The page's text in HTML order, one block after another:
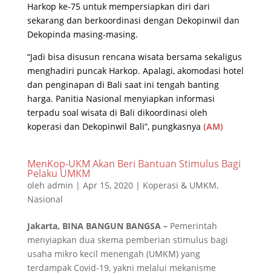
Harkop ke-75 untuk mempersiapkan diri dari
sekarang dan berkoordinasi dengan Dekopinwil dan
Dekopinda masing-masing.
“Jadi bisa disusun rencana wisata bersama sekaligus
menghadiri puncak Harkop. Apalagi, akomodasi hotel
dan penginapan di Bali saat ini tengah banting
harga. Panitia Nasional menyiapkan informasi
terpadu soal wisata di Bali dikoordinasi oleh
koperasi dan Dekopinwil Bali”, pungkasnya (AM)
MenKop-UKM Akan Beri Bantuan Stimulus Bagi
Pelaku UMKM
oleh admin | Apr 15, 2020| Koperasi & UMKM,
Nasional
Jakarta, BINA BANGUN BANGSA –Pemerintah
menyiapkan dua skema pemberian stimulus bagi
usaha mikro kecil menengah (UMKM) yang
terdampak Covid-19, yakni melalui mekanisme